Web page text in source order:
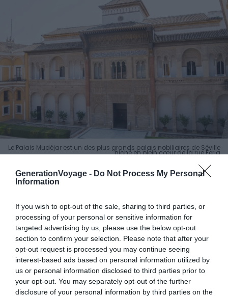
GenerationVoyage - Do Not Process My Personal
Information
If you wish to opt-out of the sale, sharing to third parties, or
processing of your personal or sensitive information for
targeted advertising by us, please use the below opt-out
section to confirm your selection. Please note that after your
opt-out request is processed you may continue seeing
interest-based ads based on personal information utilized by
us or personal information disclosed to third parties prior to
your opt-out. You may separately opt-out of the further
disclosure of your personal information by third parties on the
Le Palais Mudéjar est un des plus grands palais nobiliaires de Séville
niché en plein cœur de la rue Feria
Les prix autour de l’Alcazar varient fortement selon la
haute saison, soit de mars à octobre, hors Semana
Santa et Feria d’Abril. En basse saison, comptez 30 à 40
% de moins sur la quasi-totalité des adresses. Deux
périodes font exception à toutes les règles : on y revient
plus bas.
Petit budget — moins de 80 €/nuit